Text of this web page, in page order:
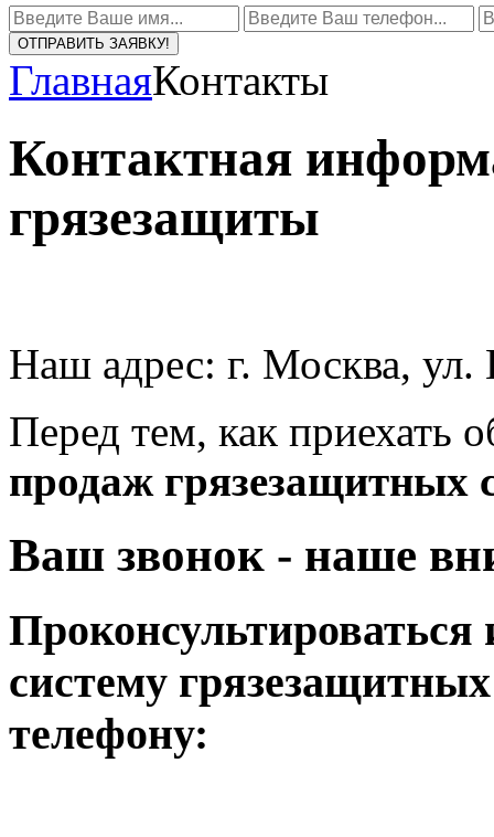
ОТПРАВИТЬ ЗАЯВКУ!
ГлавнаяКонтакты
Контактная
грязезащиты
Наш адрес: г. Москва, ул.
Перед тем, как приехать
продаж грязезащитных
Ваш звонок - наше
Проконсультироваться
систему
телефону: